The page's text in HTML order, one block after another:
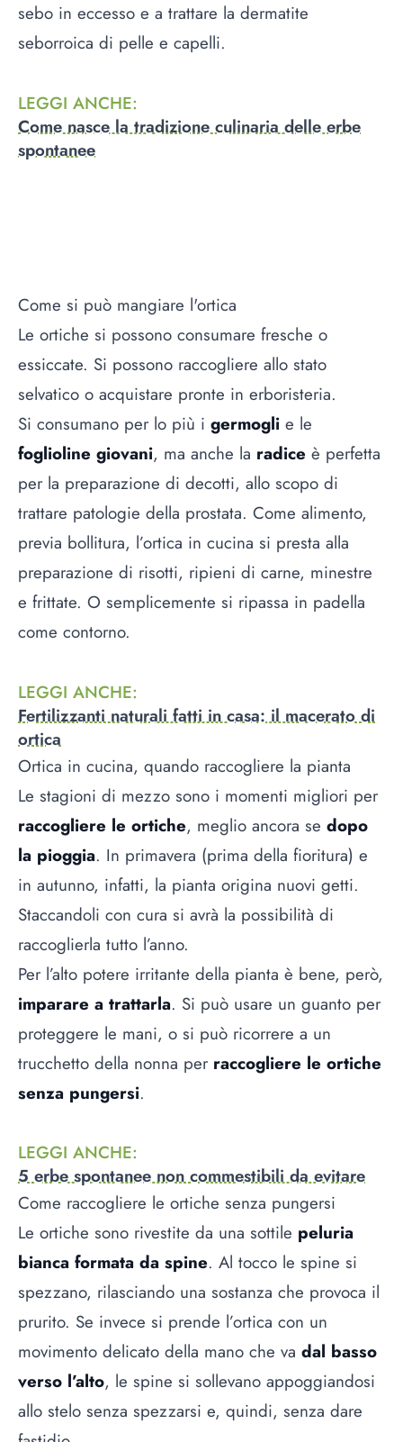
sebo in eccesso e a trattare la dermatite
seborroica di pelle e capelli.
LEGGI ANCHE:
Come nasce la tradizione culinaria delle erbe
spontanee
Come si può mangiare l'ortica
Le ortiche si possono consumare fresche o
essiccate. Si possono raccogliere allo stato
selvatico o acquistare pronte in erboristeria.
Si consumano per lo più i germogli e le
foglioline giovani, ma anche la radice è perfetta
per la preparazione di decotti, allo scopo di
trattare patologie della prostata. Come alimento,
previa bollitura, l’ortica in cucina si presta alla
preparazione di risotti, ripieni di carne, minestre
e frittate. O semplicemente si ripassa in padella
come contorno.
LEGGI ANCHE:
Fertilizzanti naturali fatti in casa: il macerato di
ortica
Ortica in cucina, quando raccogliere la pianta
Le stagioni di mezzo sono i momenti migliori per
raccogliere le ortiche, meglio ancora se dopo
la pioggia. In primavera (prima della fioritura) e
in autunno, infatti, la pianta origina nuovi getti.
Staccandoli con cura si avrà la possibilità di
raccoglierla tutto l’anno.
Per l’alto potere irritante della pianta è bene, però,
imparare a trattarla. Si può usare un guanto per
proteggere le mani, o si può ricorrere a un
trucchetto della nonna per raccogliere le ortiche
senza pungersi.
LEGGI ANCHE:
5 erbe spontanee non commestibili da evitare
Come raccogliere le ortiche senza pungersi
Le ortiche sono rivestite da una sottile peluria
bianca formata da spine. Al tocco le spine si
spezzano, rilasciando una sostanza che provoca il
prurito. Se invece si prende l’ortica con un
movimento delicato della mano che va dal basso
verso l’alto, le spine si sollevano appoggiandosi
allo stelo senza spezzarsi e, quindi, senza dare